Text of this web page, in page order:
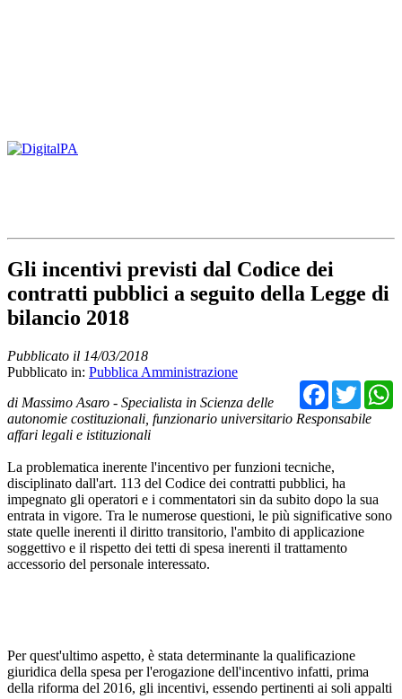
Gli incentivi previsti dal Codice dei
contratti pubblici a seguito della Legge di
bilancio 2018
Pubblicato il 14/03/2018
Pubblicato in: Pubblica Amministrazione
di Massimo Asaro - Specialista in Scienza delle
autonomie costituzionali, funzionario universitario Responsabile
affari legali e istituzionali
La problematica inerente l'incentivo per funzioni tecniche,
disciplinato dall'art. 113 del Codice dei contratti pubblici, ha
impegnato gli operatori e i commentatori sin da subito dopo la sua
entrata in vigore. Tra le numerose questioni, le più significative sono
state quelle inerenti il diritto transitorio, l'ambito di applicazione
soggettivo e il rispetto dei tetti di spesa inerenti il trattamento
accessorio del personale interessato.
Per quest'ultimo aspetto, è stata determinante la qualificazione
giuridica della spesa per l'erogazione dell'incentivo infatti, prima
della riforma del 2016, gli incentivi, essendo pertinenti ai soli appalti